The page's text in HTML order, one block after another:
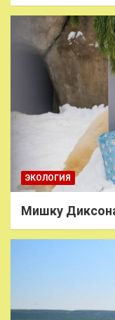
ЭКОЛОГИЯ
Мишку